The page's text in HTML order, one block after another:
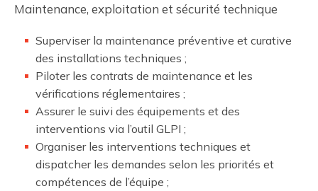
Maintenance, exploitation et sécurité technique
Superviser la maintenance préventive et curative
des installations techniques ;
Piloter les contrats de maintenance et les
vérifications réglementaires ;
Assurer le suivi des équipements et des
interventions via l’outil GLPI ;
Organiser les interventions techniques et
dispatcher les demandes selon les priorités et
compétences de l’équipe ;